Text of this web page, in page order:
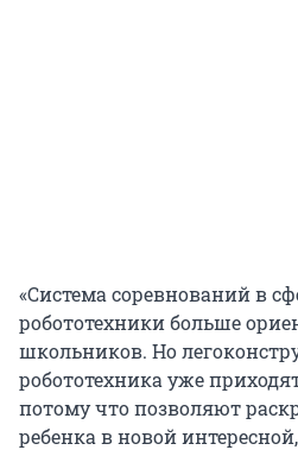
«Система соревнований в
робототехники больше
школьников. Но
робототехника уже
потому что позволяют
ребенка в новой